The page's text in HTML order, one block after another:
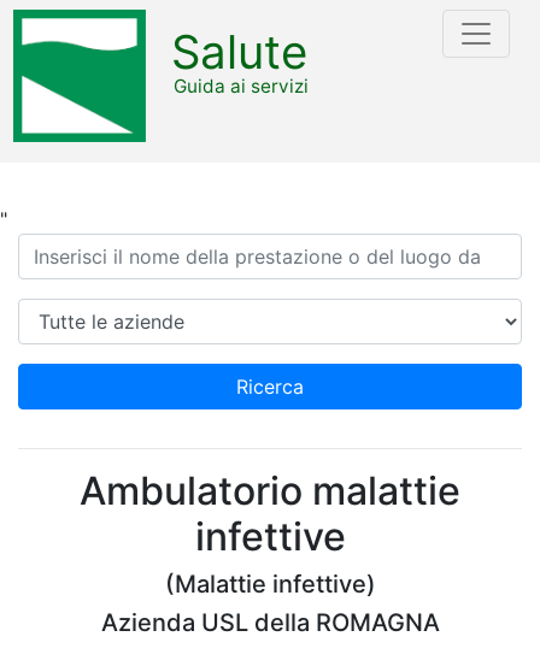
"
Salute
Guida ai servizi
Ricerca
Azienda
Ricerca
Ambulatorio malattie
infettive
(Malattie infettive)
Azienda USL della ROMAGNA